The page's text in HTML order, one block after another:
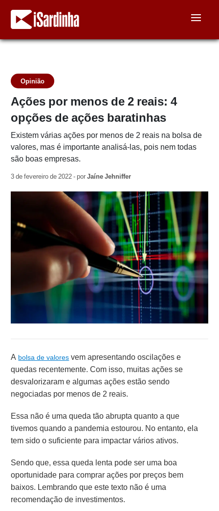
Opinião
Ações por menos de 2 reais: 4
opções de ações baratinhas
Existem várias ações por menos de 2 reais na bolsa de
valores, mas é importante analisá-las, pois nem todas
são boas empresas.
3 de fevereiro de 2022 - porJaíne Jehniffer
A bolsa de valores vem apresentando oscilações e
quedas recentemente. Com isso, muitas ações se
desvalorizaram e algumas ações estão sendo
negociadas por menos de 2 reais.
Essa não é uma queda tão abrupta quanto a que
tivemos quando a pandemia estourou. No entanto, ela
tem sido o suficiente para impactar vários ativos.
Sendo que, essa queda lenta pode ser uma boa
oportunidade para comprar ações por preços bem
baixos. Lembrando que este texto não é uma
recomendação de investimentos.